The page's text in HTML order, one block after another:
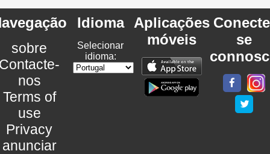
sobre
nos
Terms of
use
Privacy
anunciar
Idioma
Selecionar
idioma:
Aplicações
móveis
se